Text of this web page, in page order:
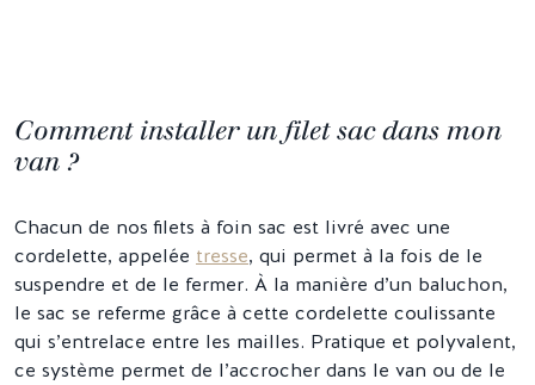
Comment installer un filet sac dans mon
van ?
Chacun de nos filets à foin sac est livré avec une
cordelette, appelée tresse, qui permet à la fois de le
suspendre et de le fermer. À la manière d’un baluchon,
le sac se referme grâce à cette cordelette coulissante
qui s’entrelace entre les mailles. Pratique et polyvalent,
ce système permet de l’accrocher dans le van ou de le